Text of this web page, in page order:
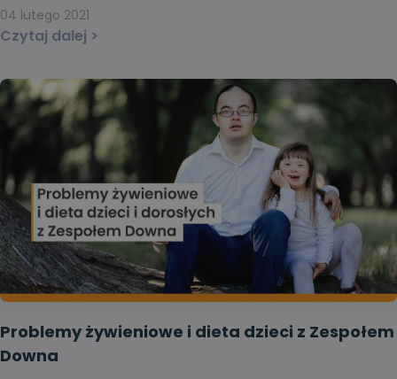
Czytaj dalej >
04 lutego 2021
Problemy żywieniowe i dieta dzieci z Zespołem
Downa